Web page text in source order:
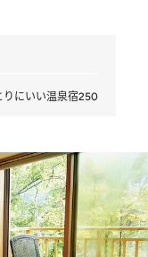
りにいい温泉宿250